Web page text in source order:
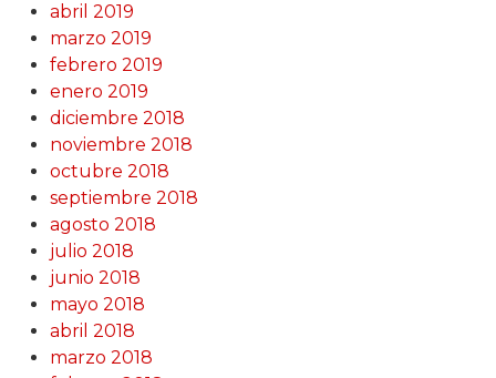
abril 2019
marzo 2019
febrero 2019
enero 2019
diciembre 2018
noviembre 2018
octubre 2018
septiembre 2018
agosto 2018
julio 2018
junio 2018
mayo 2018
abril 2018
marzo 2018